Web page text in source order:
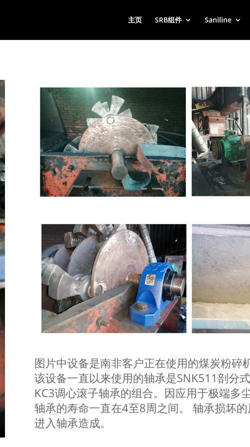
主页 SRB组件 Saniline
图片中设备是南非客户正在使用的煤炭粉碎机
该设备一直以来使用的轴承是SNK511剖分
KC3调心滚子轴承的组合。因应用于极端多
轴承的寿命一直在4至8周之间。 轴承损坏
进入轴承造成。